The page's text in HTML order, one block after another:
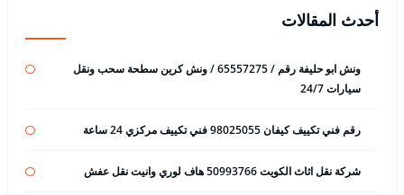
أحدث المقالات
ونش ابو حليفة رقم / 65557275 / ونش كرين سطحة سحب ونقل
سيارات 24/7
رقم فني تكييف كيفان 98025055 فني تكييف مركزي 24 ساعة
شركة نقل اثاث الكويت 50993766 هاف لوري وانيت نقل عفش